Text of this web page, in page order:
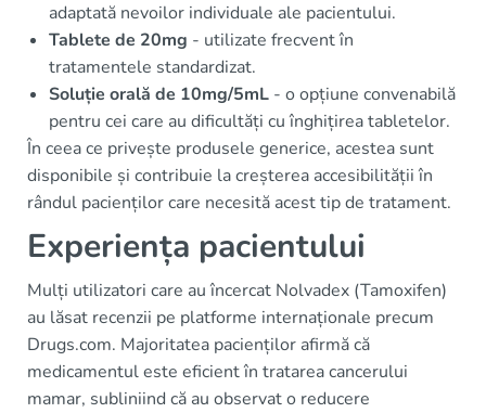
adaptată nevoilor individuale ale pacientului.
Tablete de 20mg - utilizate frecvent în
tratamentele standardizat.
Soluție orală de 10mg/5mL - o opțiune convenabilă
pentru cei care au dificultăți cu înghițirea tabletelor.
În ceea ce privește produsele generice, acestea sunt
disponibile și contribuie la creșterea accesibilității în
rândul pacienților care necesită acest tip de tratament.
Experiența pacientului
Mulți utilizatori care au încercat Nolvadex (Tamoxifen)
au lăsat recenzii pe platforme internaționale precum
Drugs.com. Majoritatea pacienților afirmă că
medicamentul este eficient în tratarea cancerului
mamar, subliniind că au observat o reducere